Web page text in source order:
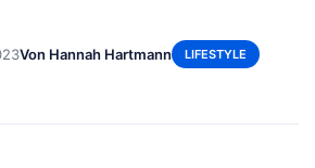
Von Hannah Hartmann LIFESTYLE